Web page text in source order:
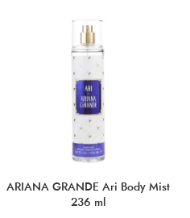
ARIANA GRANDE Ari Body Mist
236 ml